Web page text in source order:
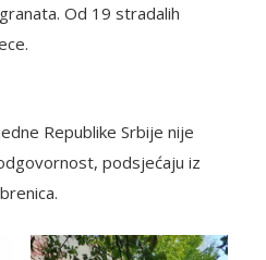
Od 19 stradalih
Republike Srbije nije
podsjećaju iz